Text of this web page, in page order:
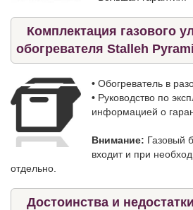
Комплектация газового
обогревателя Stalleh
• Обогреватель в
• Руководство по
информацией о
Внимание: Газовый
входит и при
отдельно.
Достоинства и